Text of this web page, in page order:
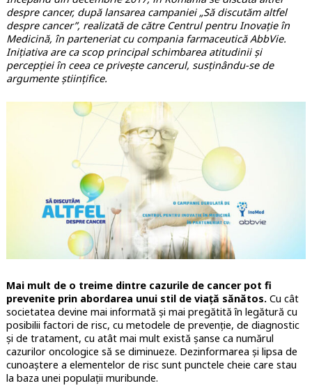
despre cancer, după lansarea campaniei „Să discutăm altfel
despre cancer”, realizată de către Centrul pentru Inovație în
Medicină, în parteneriat cu compania farmaceutică AbbVie.
Inițiativa are ca scop principal schimbarea atitudinii și
percepției în ceea ce privește cancerul, susținându-se de
argumente științifice.
Mai mult de o treime dintre cazurile de cancer pot fi
prevenite prin abordarea unui stil de viață sănătos.Cu cât
societatea devine mai informată și mai pregătită în legătură cu
posibilii factori de risc, cu metodele de prevenție, de diagnostic
și de tratament, cu atât mai mult există șanse ca numărul
cazurilor oncologice să se diminueze. Dezinformarea și lipsa de
cunoaștere a elementelor de risc sunt punctele cheie care stau
la baza unei populații muribunde.